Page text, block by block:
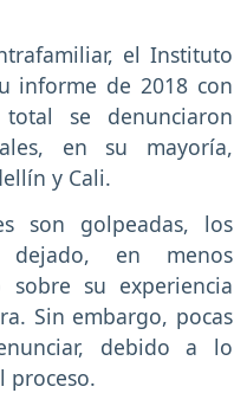
el Instituto
informe de 2018 con
se denunciaron
en su mayoría,
y Cali.
son golpeadas, los
dejado, en menos
su experiencia
Sin embargo, pocas
debido a lo
proceso.